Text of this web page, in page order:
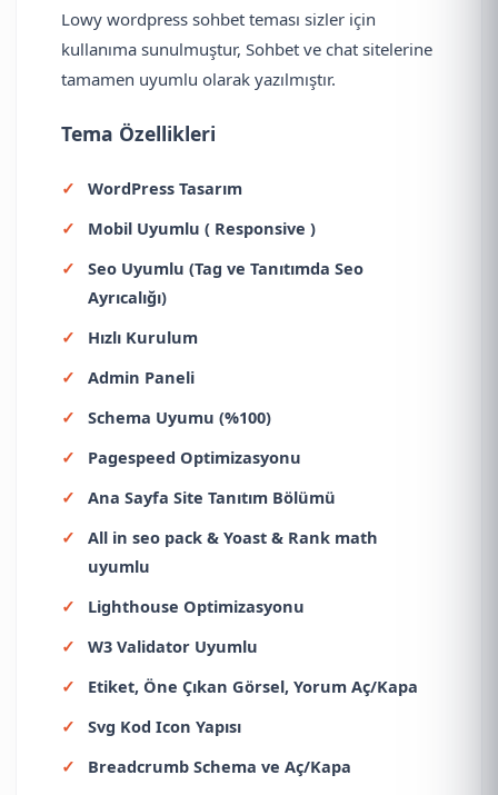
Lowy wordpress sohbet teması sizler için
kullanıma sunulmuştur, Sohbet ve chat sitelerine
tamamen uyumlu olarak yazılmıştır.
Tema Özellikleri
WordPress Tasarım
Mobil Uyumlu ( Responsive )
Seo Uyumlu (Tag ve Tanıtımda Seo
Ayrıcalığı)
Hızlı Kurulum
Admin Paneli
Schema Uyumu (%100)
Pagespeed Optimizasyonu
Ana Sayfa Site Tanıtım Bölümü
All in seo pack & Yoast & Rank math
uyumlu
Lighthouse Optimizasyonu
W3 Validator Uyumlu
Etiket, Öne Çıkan Görsel, Yorum Aç/Kapa
Svg Kod Icon Yapısı
Breadcrumb Schema ve Aç/Kapa